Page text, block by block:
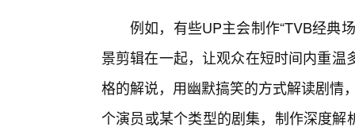
例如，有些UP主会制作“TVB经典
景剪辑在一起，让观众在短时间内重温
格的解说，用幽默搞笑的方式解读剧情
个演员或某个类型的剧集，制作深度解